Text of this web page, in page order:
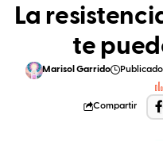
La
te
Marisol Garrido Publicado
Compartir